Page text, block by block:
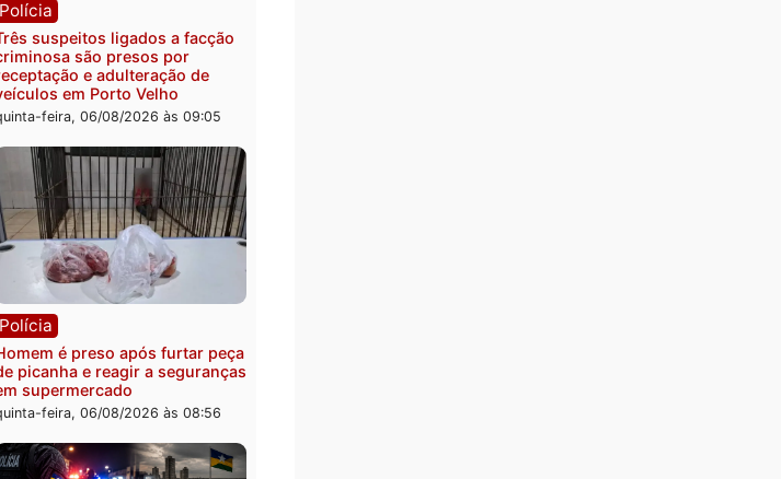
Polícia
Três suspeitos ligados a facção
criminosa são presos por
veículos em Porto Velho
quinta-feira, 06/08/2026 às 09:05